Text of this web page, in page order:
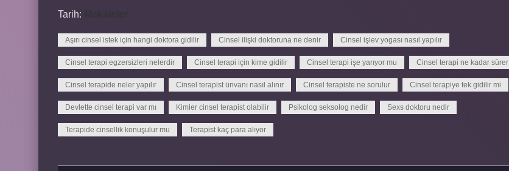
Tarih: Makaleler
Aşırı cinsel istek için hangi doktora gidilir Cinsel ilişki doktoruna ne denir Cinsel işlev yogası nasıl yapılır
Cinsel terapi egzersizleri nelerdir Cinsel terapi için kime gidilir Cinsel terapi işe yarıyor mu Cinsel terapi ne kadar sürer
Cinsel terapide neler yapılır Cinsel terapist ünvanı nasıl alınır Cinsel terapiste ne sorulur Cinsel terapiye tek gidilir mi
Devlette cinsel terapi var mı Kimler cinsel terapist olabilir Psikolog seksolog nedir Sexs doktoru nedir
Terapide cinsellik konuşulur mu Terapist kaç para alıyor